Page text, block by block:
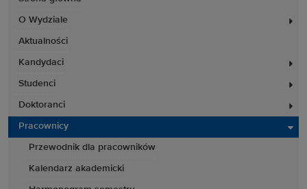
O Wydziale
Aktualności
Kandydaci
Studenci
Doktoranci
Pracownicy
Przewodnik dla pracowników
Kalendarz akademicki